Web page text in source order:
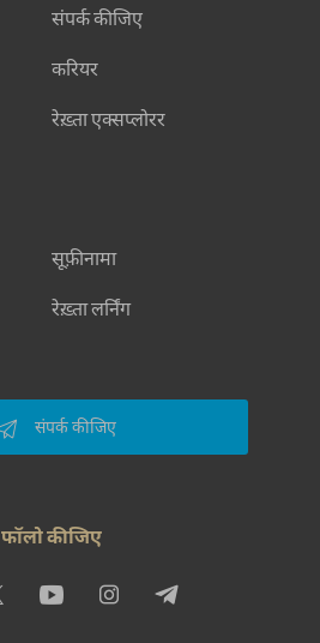
संपर्क कीजिए
करियर
रेख़्ता एक्सप्लोरर
सूफ़ीनामा
रेख़्ता लर्निंग
संपर्क कीजिए
फॉलो कीजिए